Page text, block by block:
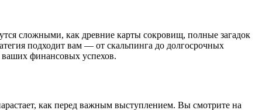
сложными, как древние карты сокровищ, полные загадок
подходит вам — от скальпинга до долгосрочных
ваших финансовых успехов.
как перед важным выступлением. Вы смотрите на